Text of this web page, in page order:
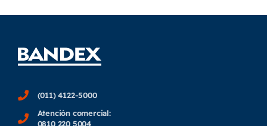
(011) 4122-5000
Atención comercial:
0810 220 5004